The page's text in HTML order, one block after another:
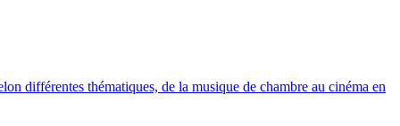
différentes thématiques, de la musique de chambre au cinéma en